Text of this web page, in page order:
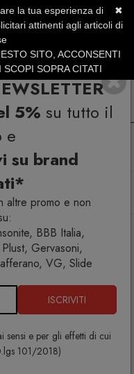
5% su tutto il
e
su brand
altre promo e non
BBB Italia,
Gervasoni,
VG, Slide
ISCRIVITI
sensi e per gli effetti di cui
101/2018)
40% di Sconto
Lampade da terra
da terra
✖
la tua esperienza di
attinenti agli articoli di
SITO, ACCONSENTI
SOPRA CITATI